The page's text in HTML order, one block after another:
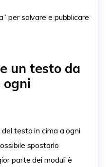
per salvare e pubblicare
un testo da
ogni
testo in cima a ogni
spostarlo
parte dei moduli è